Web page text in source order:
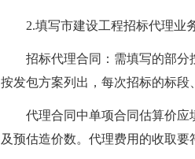
2.填写市建设工程招标代理业
招标代理合同：需填写的部
按发包方案列出，每次招标的标段
代理合同中单项合同估算价
及预估造价数。代理费用的收取要